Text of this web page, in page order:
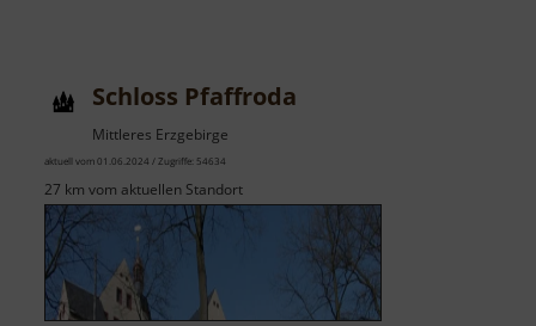
Schloss Pfaffroda
Mittleres Erzgebirge
aktuell vom 01.06.2024 / Zugriffe: 54634
27 km vom aktuellen Standort